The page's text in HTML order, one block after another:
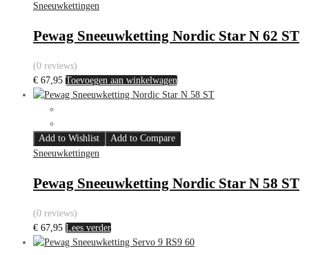
Sneeuwkettingen
Pewag Sneeuwketting Nordic Star N 62 ST
(0 reviews)
€ 67,95 Toevoegen aan winkelwagen
Add to Wishlist
Add to Compare
Sneeuwkettingen
Pewag Sneeuwketting Nordic Star N 58 ST
(0 reviews)
€ 67,95 Lees verder